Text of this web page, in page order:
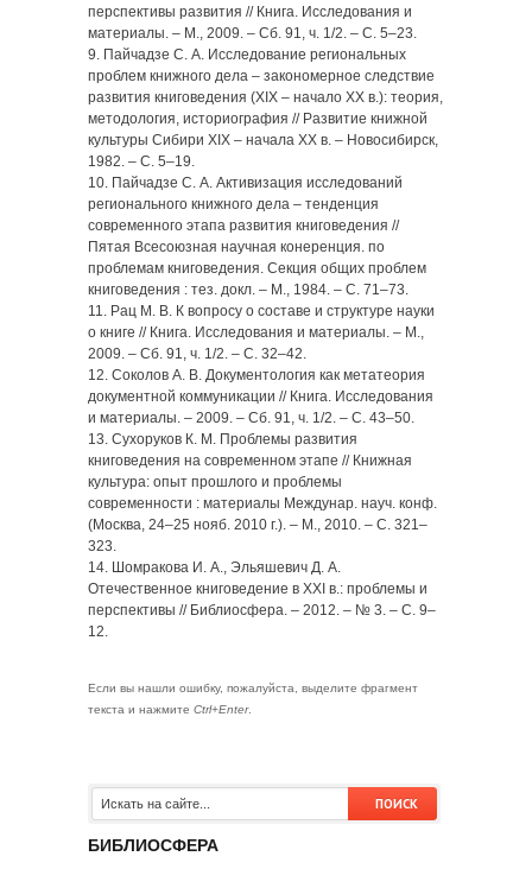
перспективы развития // Книга. Исследования и
материалы. – М., 2009. – Сб. 91, ч. 1/2. – С. 5–23.
9. Пайчадзе С. А. Исследование региональных
проблем книжного дела – закономерное следствие
развития книговедения (XIX – начало XX в.): теория,
методология, историография // Развитие книжной
культуры Сибири XIX – начала XX в. – Новосибирск,
1982. – С. 5–19.
10. Пайчадзе С. А. Активизация исследований
регионального книжного дела – тенденция
современного этапа развития книговедения //
Пятая Всесоюзная научная конеренция. по
проблемам книговедения. Секция общих проблем
книговедения : тез. докл. – М., 1984. – С. 71–73.
11. Рац М. В. К вопросу о составе и структуре науки
о книге // Книга. Исследования и материалы. – М.,
2009. – Сб. 91, ч. 1/2. – С. 32–42.
12. Соколов А. В. Документология как метатеория
документной коммуникации // Книга. Исследования
и мa­териалы. – 2009. – Сб. 91, ч. 1/2. – С. 43–50.
13. Сухоруков К. М. Проблемы развития
книговедения на современном этапе // Книжная
культура: опыт про­шлого и проблемы
современности : материалы Междунар. науч. конф.
(Москва, 24–25 нояб. 2010 г.). – М., 2010. – С. 321–
323.
14. Шомракова И. А., Эльяшевич Д. А.
Отечественное книговедение в XXI в.: проблемы и
перспективы // Библиосфера. – 2012. – № 3. – С. 9–
12.
Если вы нашли ошибку, пожалуйста, выделите фрагмент
текста и нажмите Ctrl+Enter.
БИБЛИОСФЕРА